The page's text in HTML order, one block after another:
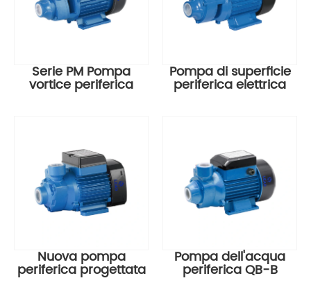
Serie PM Pompa
vortice periferica
Pompa di superficie
periferica elettrica
Nuova pompa
periferica progettata
Pompa dell'acqua
periferica QB-B